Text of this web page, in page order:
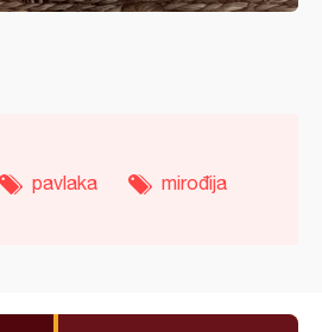
pavlaka
mirođija